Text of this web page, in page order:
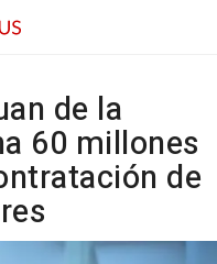
de la
60 millones
de